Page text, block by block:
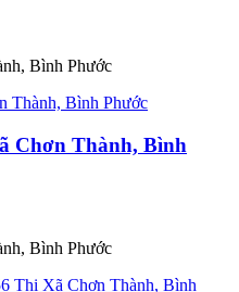
Bình Phước
Chơn Thành, Bình
Bình Phước